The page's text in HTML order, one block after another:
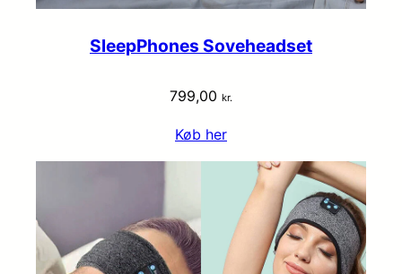
SleepPhones Soveheadset
799,00 kr.
Køb her